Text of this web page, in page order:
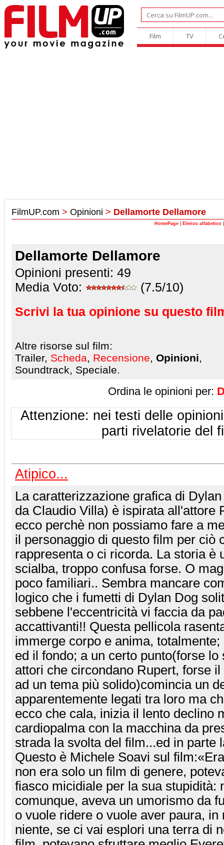
Film TV
FilmUP.com > Opinioni > Dellamorte Dellamore
HomePage Elenco alfabetico
Dellamorte Dellamore
Opinioni presenti: 49
Media Voto:
(7.5/10)
Scrivi la tua opinione su questo
Altre risorse sul film:
Trailer, Scheda, Recensione, Opinioni,
Soundtrack, Speciale.
Ordina le opinioni per:
Attenzione: nei testi delle
parti rivelatorie del
Atipico...
La caratterizzazione grafica di
da Claudio Villa) è ispirata all'attore
ecco perchè non possiamo fare a
il personaggio di questo film per ciò
rappresenta o ci ricorda. La storia è
scialba, troppo confusa forse. O
poco familiari.. Sembra mancare
logico che i fumetti di Dylan Dog
sebbene l'eccentricità vi faccia da
accattivanti!! Questa pellicola
immerge corpo e anima,
ed il fondo; a un certo punto(forse
attori che circondano Rupert, forse
ad un tema più solido)comincia un
apparentemente legati tra loro ma
ecco che cala, inizia il lento declino
cardiopalma con la macchina da
strada la svolta del film...ed in parte
Questo è Michele Soavi sul
non era solo un film di genere,
fiasco micidiale per la sua stupidità:
comunque, aveva un umorismo da
o vuole ridere o vuole aver paura, in
niente, se ci vai esplori una terra di